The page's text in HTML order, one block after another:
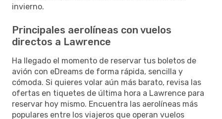
invierno.
Principales aerolíneas con vuelos
directos a Lawrence
Ha llegado el momento de reservar tus boletos de
avión con eDreams de forma rápida, sencilla y
cómoda. Si quieres volar aún más barato, revisa las
ofertas en tiquetes de última hora a Lawrence para
reservar hoy mismo. Encuentra las aerolíneas más
populares entre los viajeros que operan vuelos